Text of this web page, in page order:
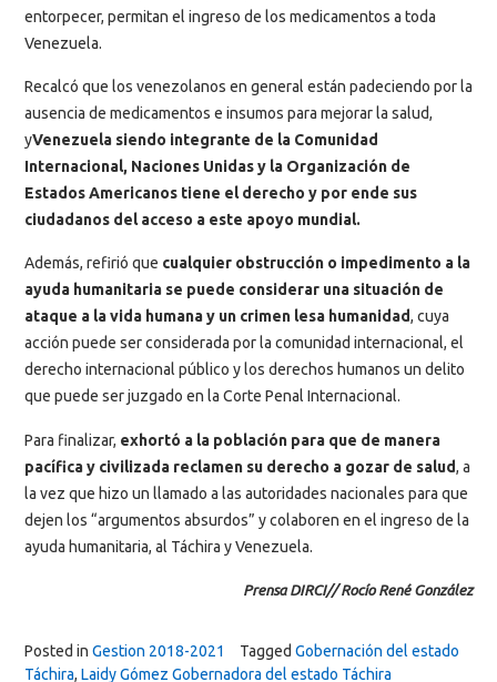
entorpecer, permitan el ingreso de los medicamentos a toda
Venezuela.
Recalcó que los venezolanos en general están padeciendo por la
ausencia de medicamentos e insumos para mejorar la salud,
yVenezuela siendo integrante de la Comunidad
Internacional, Naciones Unidas y la Organización de
Estados Americanos tiene el derecho y por ende sus
ciudadanos del acceso a este apoyo mundial.
Además, refirió que cualquier obstrucción o impedimento a la
ayuda humanitaria se puede considerar una situación de
ataque a la vida humana y un crimen lesa humanidad, cuya
acción puede ser considerada por la comunidad internacional, el
derecho internacional público y los derechos humanos un delito
que puede ser juzgado en la Corte Penal Internacional.
Para finalizar, exhortó a la población para que de manera
pacífica y civilizada reclamen su derecho a gozar de salud, a
la vez que hizo un llamado a las autoridades nacionales para que
dejen los “argumentos absurdos” y colaboren en el ingreso de la
ayuda humanitaria, al Táchira y Venezuela.
Prensa DIRCI// Rocío René González
Posted in Gestion 2018-2021 Tagged Gobernación del estado
Táchira, Laidy Gómez Gobernadora del estado Táchira